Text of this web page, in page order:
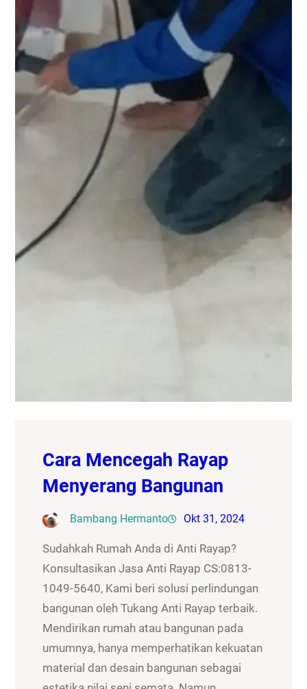
Cara Mencegah Rayap
Menyerang Bangunan
Bambang Hermanto Okt 31, 2024
Sudahkah Rumah Anda di Anti Rayap?
Konsultasikan Jasa Anti Rayap CS:0813-
1049-5640, Kami beri solusi perlindungan
bangunan oleh Tukang Anti Rayap terbaik.
Mendirikan rumah atau bangunan pada
umumnya, hanya memperhatikan kekuatan
material dan desain bangunan sebagai